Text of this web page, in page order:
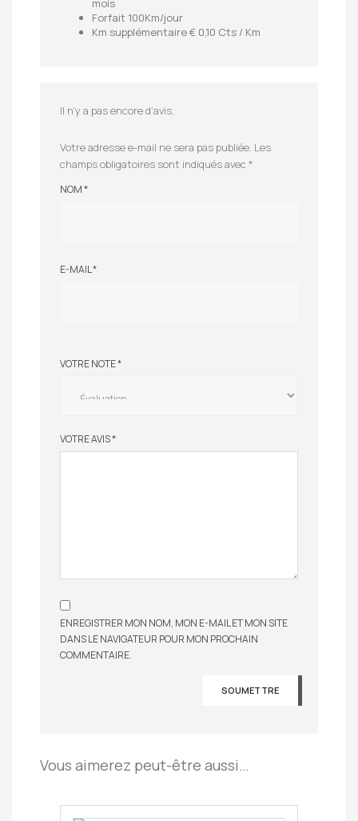
mois
Forfait 100Km/jour
Km supplémentaire € 0,10 Cts / Km
Il n’y a pas encore d’avis.
Votre adresse e-mail ne sera pas publiée. Les
champs obligatoires sont indiqués avec *
NOM*
E-MAIL*
VOTRE NOTE*
VOTRE AVIS*
ENREGISTRER MON NOM, MON E-MAIL ET MON SITE
DANS LE NAVIGATEUR POUR MON PROCHAIN
COMMENTAIRE.
Vous aimerez peut-être aussi…